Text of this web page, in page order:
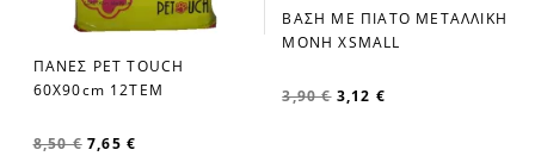
favorite_border
ΠΑΝΕΣ PET TOUCH
60Χ90cm 12ΤΕΜ
8,50 € 7,65 €
favorite_border
ΒΑΣΗ ΜΕ ΠΙΑΤΟ ΜΕΤΑΛΛΙΚΗ
ΜΟΝΗ XSMALL
3,90 € 3,12 €